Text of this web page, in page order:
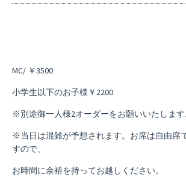
MC/ ￥3500
小学生以下のお子様￥2200
※別途御一人様2オーダーをお願いいたします
※当日は混雑が予想されます。お席は自由席
すので、
お時間に余裕を持ってお越しください。